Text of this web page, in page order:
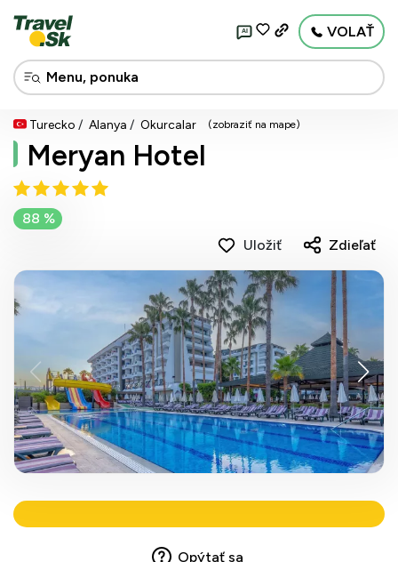
AI VOLAŤ
Turecko Alanya Okurcalar (zobraziť na mape)
Meryan Hotel
88 %
Uložiť
Zdieľať
Opýtať sa